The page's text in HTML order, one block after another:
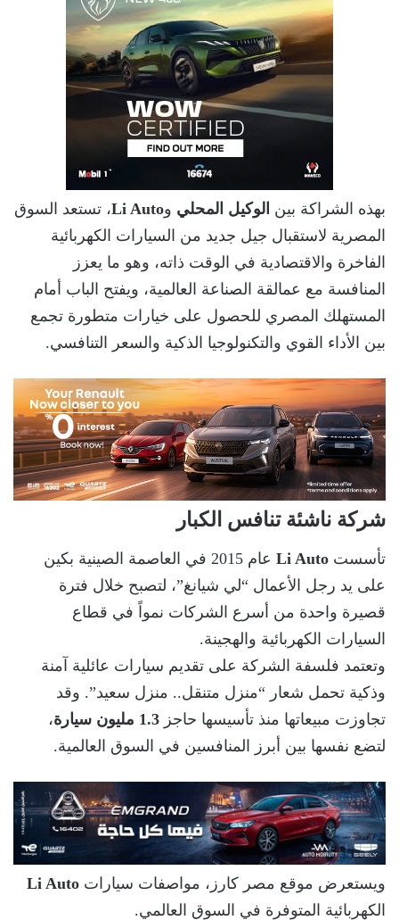
بهذه الشراكة بين الوكيل المحلي وLi Auto، تستعد السوق
المصرية لاستقبال جيل جديد من السيارات الكهربائية
الفاخرة والاقتصادية في الوقت ذاته، وهو ما يعزز
المنافسة مع عمالقة الصناعة العالمية، ويفتح الباب أمام
المستهلك المصري للحصول على خيارات متطورة تجمع
بين الأداء القوي والتكنولوجيا الذكية والسعر التنافسي.
شركة ناشئة تنافس الكبار
تأسست Li Auto
عام 2015 في العاصمة الصينية بكين
على يد رجل الأعمال “لي شيانغ”، لتصبح خلال فترة
قصيرة واحدة من أسرع الشركات نمواً في قطاع
السيارات الكهربائية والهجينة.
وتعتمد فلسفة الشركة على تقديم سيارات عائلية آمنة
وذكية تحمل شعار “منزل متنقل.. منزل سعيد”. وقد
تجاوزت مبيعاتها منذ تأسيسها حاجز 1.3 مليون سيارة
،
لتضع نفسها بين أبرز المنافسين في السوق العالمية.
ويستعرض موقع مصر كارز، مواصفات سيارات Li Auto
الكهربائية المتوفرة في السوق العالمي.